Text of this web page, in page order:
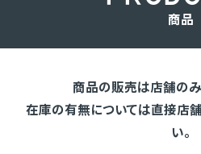
商品
商品の販売は店舗のみ
在庫の有無については直接店
い。